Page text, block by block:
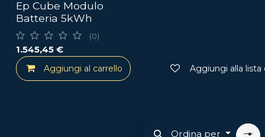
Ep Cube Modulo
Batteria 5kWh
(0)
1.545,45 €
Aggiungi al carrello Aggiungi alla lista
Ordina per